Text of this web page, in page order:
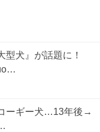
型犬』が話題に！
ーギー犬…13年後→